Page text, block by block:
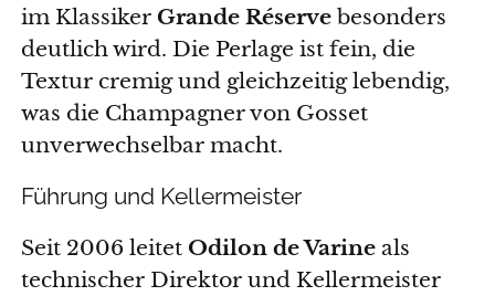
im Klassiker Grande Réservebesonders
deutlich wird. Die Perlage ist fein, die
Textur cremig und gleichzeitig lebendig,
was die Champagner von Gosset
unverwechselbar macht.
Führung und Kellermeister
Seit 2006 leitet Odilon de Varineals
technischer Direktor und Kellermeister